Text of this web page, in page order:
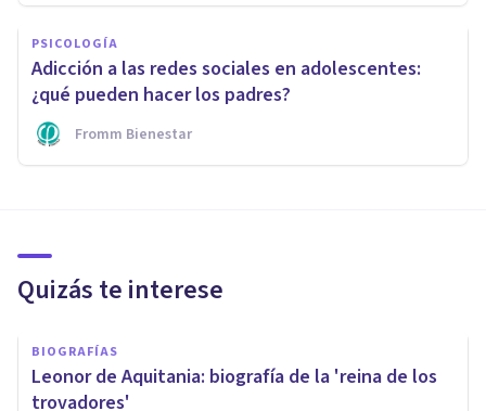
PSICOLOGÍA
Adicción a las redes sociales en adolescentes:
¿qué pueden hacer los padres?
Fromm Bienestar
Quizás te interese
BIOGRAFÍAS
Leonor de Aquitania: biografía de la 'reina de los
trovadores'